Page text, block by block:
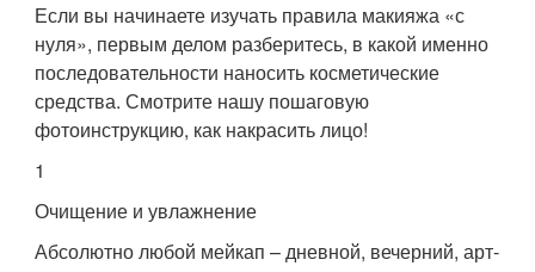
Если вы начинаете изучать правила макияжа «с
нуля», первым делом разберитесь, в какой именно
последовательности наносить косметические
средства. Смотрите нашу пошаговую
фотоинструкцию, как накрасить лицо!
1
Очищение и увлажнение
Абсолютно любой мейкап – дневной, вечерний, арт-